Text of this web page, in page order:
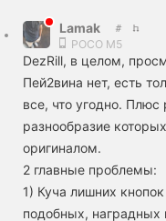
Lamak
POCO M5
DezRill, в целом,
Пей2вина нет, есть
все, что угодно.
разнообразие
оригиналом.
2 главные проблемы:
1) Куча лишних
подобных, наградных